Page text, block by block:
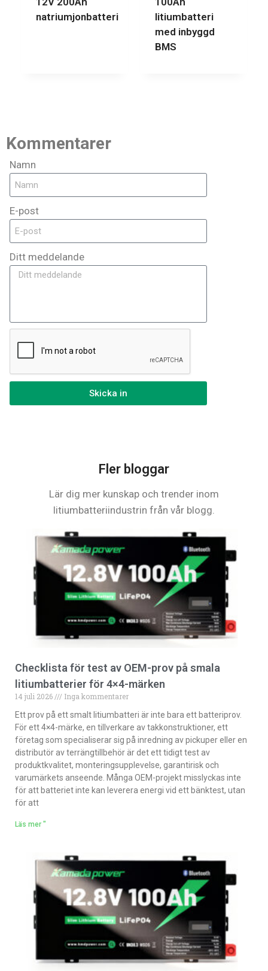
natriumjonbatteri
litiumbatteri
med inbyggd
BMS
Kommentarer
Namn
E-post
Ditt meddelande
Skicka in
Fler bloggar
Lär dig mer kunskap och trender inom
litiumbatteriindustrin från vår blogg.
Checklista för test av OEM-prov på smala
litiumbatterier för 4×4-märken
14 juli 2026
Inga kommentarer
Ett prov på ett smalt litiumbatteri är inte bara ett batteriprov.
För ett 4×4-märke, en tillverkare av takkonstruktioner, ett
företag som specialiserar sig på inredning av pickuper eller en
distributör av terrängtillbehör är det ett tidigt test av
produktkvalitet, monteringsupplevelse, garantirisk och
varumärkets anseende. Många OEM-projekt misslyckas inte
för att batteriet inte kan leverera energi vid ett bänktest, utan
för att
Läs mer "